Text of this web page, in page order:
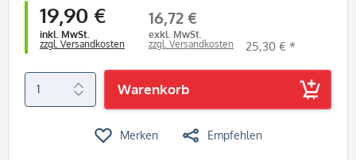
19,90 €
inkl. MwSt.
zzgl. Versandkosten
16,72 €
exkl. MwSt.
zzgl. Versandkosten
25,30 € *
Warenkorb
Merken Empfehlen